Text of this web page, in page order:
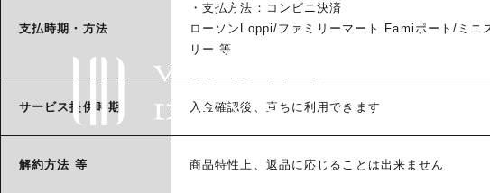
支払時期・ 方法
・支払方法：コンビニ決済
ローソンLoppi/ファミリーマート Famiポート/ミニ
リー 等
サービス提供時期 入金確認後、直ちに利用できます
解約方法 等 商品特性上、返品に応じることは出来ません